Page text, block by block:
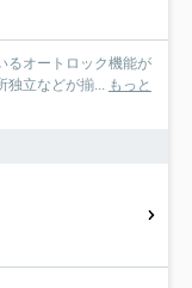
るオートロック機能が
立などが揃...
もっと